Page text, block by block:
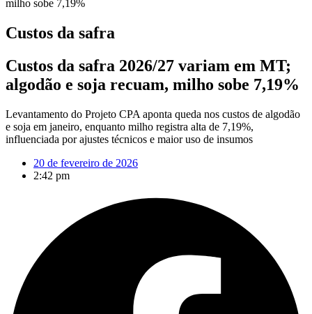
milho sobe 7,19%
Custos da safra
Custos da safra 2026/27 variam em MT;
algodão e soja recuam, milho sobe 7,19%
Levantamento do Projeto CPA aponta queda nos custos de algodão
e soja em janeiro, enquanto milho registra alta de 7,19%,
influenciada por ajustes técnicos e maior uso de insumos
20 de fevereiro de 2026
2:42 pm